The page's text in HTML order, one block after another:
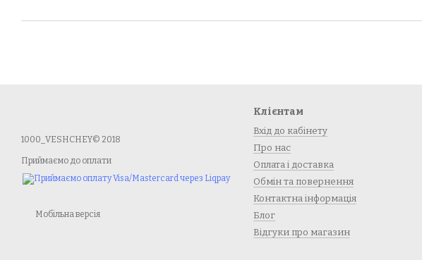
1000_VESHCHEY© 2018
Приймаємо до оплати
Мобільна версія
Клієнтам
Вхід до кабінету
Про нас
Оплата і доставка
Обмін та повернення
Контактна інформація
Блог
Відгуки про магазин